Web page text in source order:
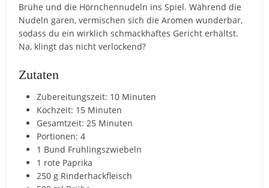
Brühe und die Hörnchennudeln ins Spiel. Während die
Nudeln garen, vermischen sich die Aromen wunderbar,
sodass du ein wirklich schmackhaftes Gericht erhältst.
Na, klingt das nicht verlockend?
Zutaten
Zubereitungszeit: 10 Minuten
Kochzeit: 15 Minuten
Gesamtzeit: 25 Minuten
Portionen: 4
1 Bund Frühlingszwiebeln
1 rote Paprika
250 g Rinderhackfleisch